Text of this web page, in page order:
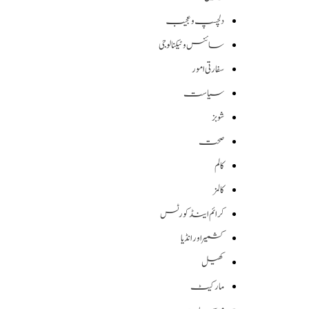
دلچسپ و عجیب
سائنس وٹیکنالوجی
سفارتی امور
سیاست
شوبز
صحت
کالم
کالمز
کرائم اینڈ کورٹس
کشمیر اور انڈیا
کھیل
مارکیٹ